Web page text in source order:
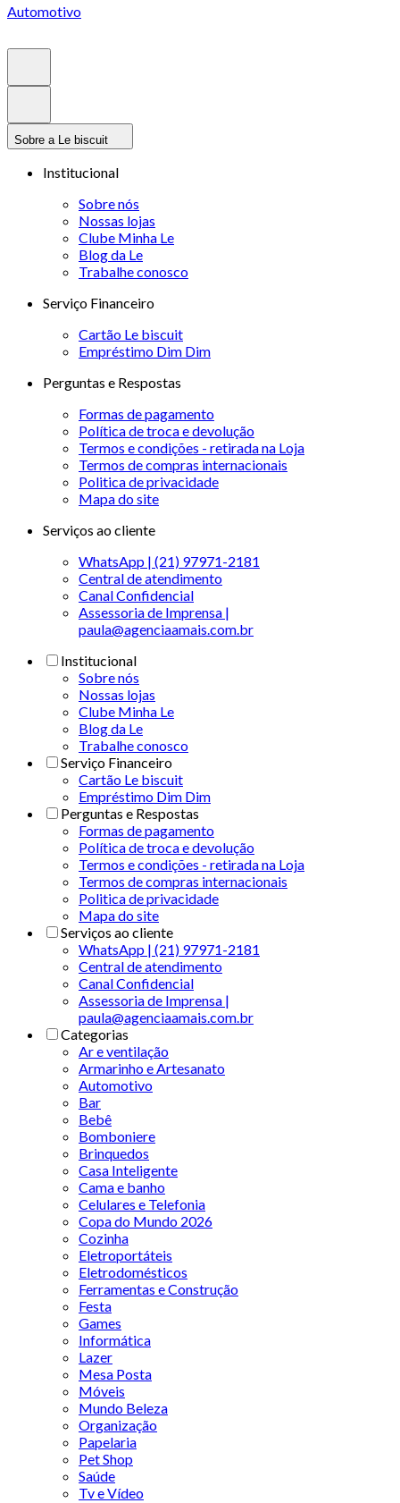
Automotivo
Sobre a Le biscuit
Institucional
Sobre nós
Nossas lojas
Clube Minha Le
Blog da Le
Trabalhe conosco
Serviço Financeiro
Cartão Le biscuit
Empréstimo Dim Dim
Perguntas e Respostas
Formas de pagamento
Política de troca e devolução
Termos e condições - retirada na Loja
Termos de compras internacionais
Politica de privacidade
Mapa do site
Serviços ao cliente
WhatsApp | (21) 97971-2181
Central de atendimento
Canal Confidencial
Assessoria de Imprensa |
paula@agenciaamais.com.br
Institucional
Sobre nós
Nossas lojas
Clube Minha Le
Blog da Le
Trabalhe conosco
Serviço Financeiro
Cartão Le biscuit
Empréstimo Dim Dim
Perguntas e Respostas
Formas de pagamento
Política de troca e devolução
Termos e condições - retirada na Loja
Termos de compras internacionais
Politica de privacidade
Mapa do site
Serviços ao cliente
WhatsApp | (21) 97971-2181
Central de atendimento
Canal Confidencial
Assessoria de Imprensa |
paula@agenciaamais.com.br
Categorias
Ar e ventilação
Armarinho e Artesanato
Automotivo
Bar
Bebê
Bomboniere
Brinquedos
Casa Inteligente
Cama e banho
Celulares e Telefonia
Copa do Mundo 2026
Cozinha
Eletroportáteis
Eletrodomésticos
Ferramentas e Construção
Festa
Games
Informática
Lazer
Mesa Posta
Móveis
Mundo Beleza
Organização
Papelaria
Pet Shop
Saúde
Tv e Vídeo